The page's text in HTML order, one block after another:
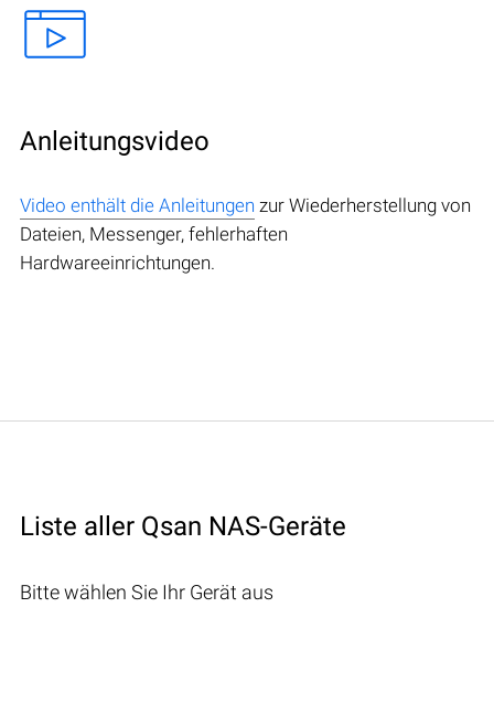
Anleitungsvideo
Video enthält die Anleitungen zur Wiederherstellung von
Dateien, Messenger, fehlerhaften
Hardwareeinrichtungen.
Liste aller Qsan NAS-Geräte
Bitte wählen Sie Ihr Gerät aus